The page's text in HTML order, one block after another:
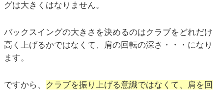
グは大きくはなりません。
バックスイングの大きさを決めるのはクラブをどれだけ
高く上げるかではなくて、肩の回転の深さ・・・になり
ます。
ですから、
クラブを振り上げる意識ではなくて、肩を回